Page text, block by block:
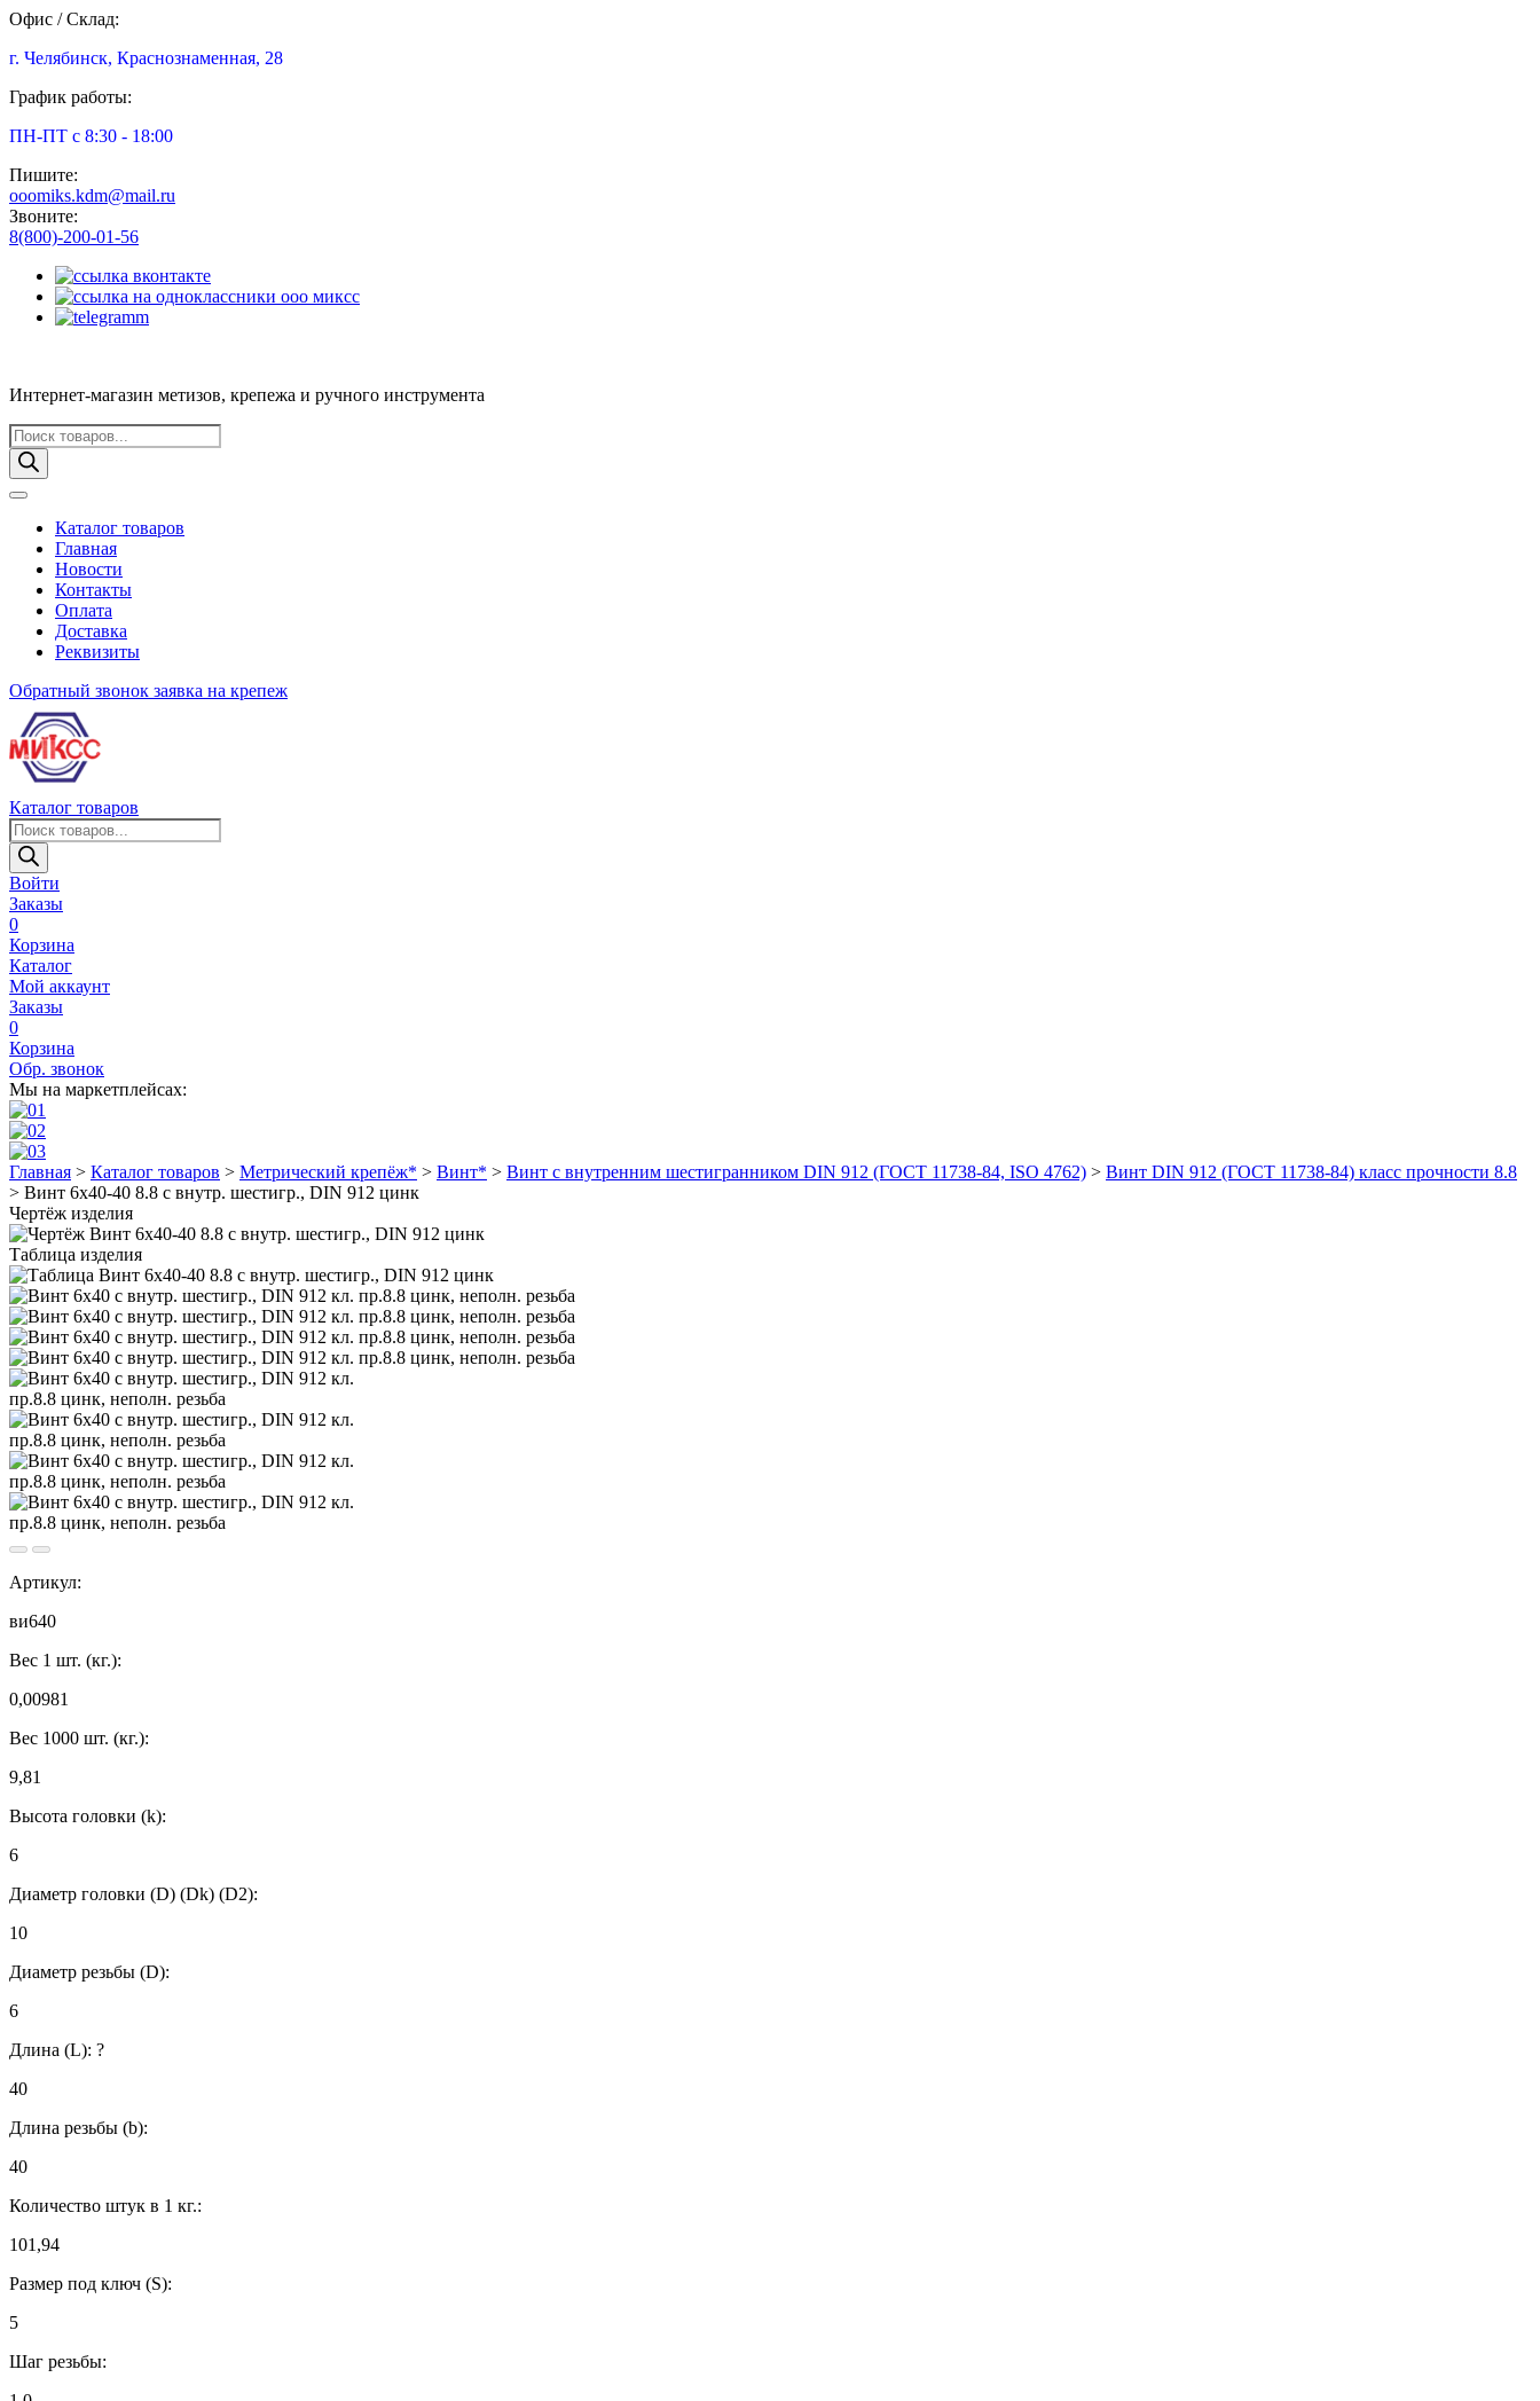
Офис / Склад:
г. Челябинск, Краснознаменная, 28
График работы:
ПН-ПТ с 8:30 - 18:00
Пишите:
ooomiks.kdm@mail.ru
Звоните:
8(800)-200-01-56
Интернет-магазин метизов, крепежа и ручного инструмента
Поиск
товаров
Каталог товаров
Главная
Новости
Контакты
Оплата
Доставка
Реквизиты
Обратный звонок заявка на крепеж
Каталог товаров
Поиск
товаров
Войти
Заказы
0
Корзина
Каталог
Мой аккаунт
Заказы
0
Корзина
Обр. звонок
Мы на маркетплейсах:
Главная > Каталог товаров > Метрический крепёж* > Винт* > Винт с внутренним шестигранником DIN 912 (ГОСТ 11738-84, ISO 4762) > Bинт DIN 912 (ГОСТ 11738-84) класс прочности 8.8
> Винт 6х40-40 8.8 с внутр. шестигр., DIN 912 цинк
Чертёж изделия
Таблица изделия
Артикул:
ви640
Вес 1 шт. (кг.):
0,00981
Вес 1000 шт. (кг.):
9,81
Высота головки (k):
6
Диаметр головки (D) (Dk) (D2):
10
Диаметр резьбы (D):
6
Длина (L): ?
40
Длина резьбы (b):
40
Количество штук в 1 кг.:
101,94
Размер под ключ (S):
5
Шаг резьбы: